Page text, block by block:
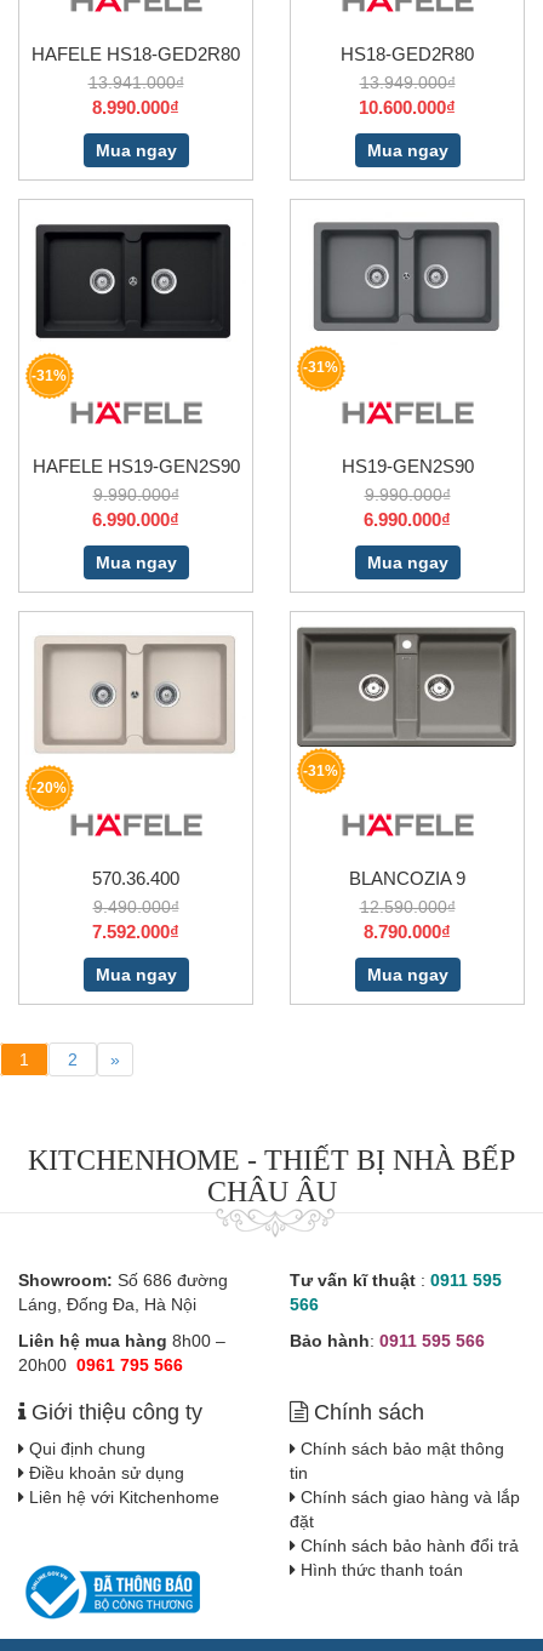
HAFELE HS18-GED2R80
13.941.000₫
8.990.000₫
Mua ngay
HS18-GED2R80
13.949.000₫
10.600.000₫
Mua ngay
-31%
HAFELE HS19-GEN2S90
9.990.000₫
6.990.000₫
Mua ngay
-31%
HS19-GEN2S90
9.990.000₫
6.990.000₫
Mua ngay
-20%
570.36.400
9.490.000₫
7.592.000₫
Mua ngay
-31%
BLANCOZIA 9
12.590.000₫
8.790.000₫
Mua ngay
1 2 »
KITCHENHOME - THIẾT BỊ NHÀ BẾP
CHÂU ÂU
Showroom: Số 686 đường
Láng, Đống Đa, Hà Nội
Liên hệ mua hàng 8h00 –
20h00 0961 795 566
Tư vấn kĩ thuật : 0911 595
566
Bảo hành: 0911 595 566
Giới thiệu công ty
Qui định chung
Điều khoản sử dụng
Liên hệ với Kitchenhome
Chính sách
Chính sách bảo mật thông
tin
Chính sách giao hàng và lắp
đặt
Chính sách bảo hành đổi trả
Hình thức thanh toán